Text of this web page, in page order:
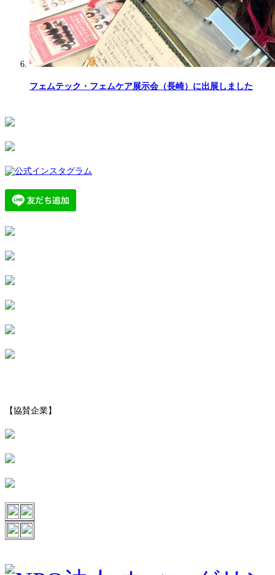
フェムテック・フェムケア展示会（長崎）に出展しました
【協賛企業】